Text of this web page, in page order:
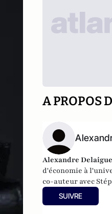
A PROPOS
Alexandre Delaigue
d'économie à
co-auteur avec
livres Nos phobies
drogue... et
SUIVRE